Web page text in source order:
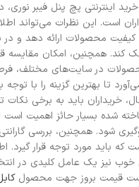
خرید اینترنتی پچ پنل فیبر
کیفیت محصولات ارائه دهد و در
کند. همچنین، امکان مقایسه
در سایت‌های مختلف،
تا بهترین گزینه را با
خریداران باید به برخی نکات
شده بسیار حائز اهمیت است
شود. همچنین، بررسی
که باید مورد توجه قرار گیرد.
نیز یک عامل کلیدی در
قیمت بروز جهت محصول